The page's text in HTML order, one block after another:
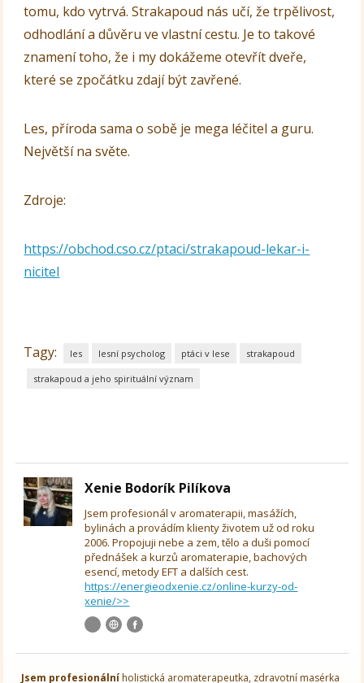
tomu, kdo vytrvá. Strakapoud nás učí, že trpělivost,
odhodlání a důvěru ve vlastní cestu. Je to takové
znamení toho, že i my dokážeme otevřít dveře,
které se zpočátku zdají být zavřené.
Les, příroda sama o sobě je mega léčitel a guru.
Největší na světe.
Zdroje:
https://obchod.cso.cz/ptaci/strakapoud-lekar-i-
nicitel
Tagy: les lesní psycholog ptáci v lese strakapoud
strakapoud a jeho spirituální význam
Xenie Bodorík Pilíkova
Jsem profesionál v aromaterapii, masážích,
bylinách a provádím klienty životem už od roku
2006. Propojuji nebe a zem, tělo a duši pomocí
přednášek a kurzů aromaterapie, bachových
esencí, metody EFT a dalších cest.
https://energieodxenie.cz/online-kurzy-od-
xenie/>>
Jsem profesionálníholistická aromaterapeutka, zdravotní masérka